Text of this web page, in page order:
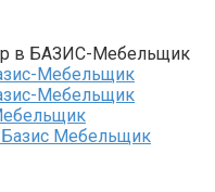
в БАЗИС-Мебельщик
Мебельщик
Мебельщик
Базис Мебельщик